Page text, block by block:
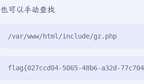
也可以手动查找
/var/www/html/include/gz.php
flag{027ccd04-5065-48b6-a32d-